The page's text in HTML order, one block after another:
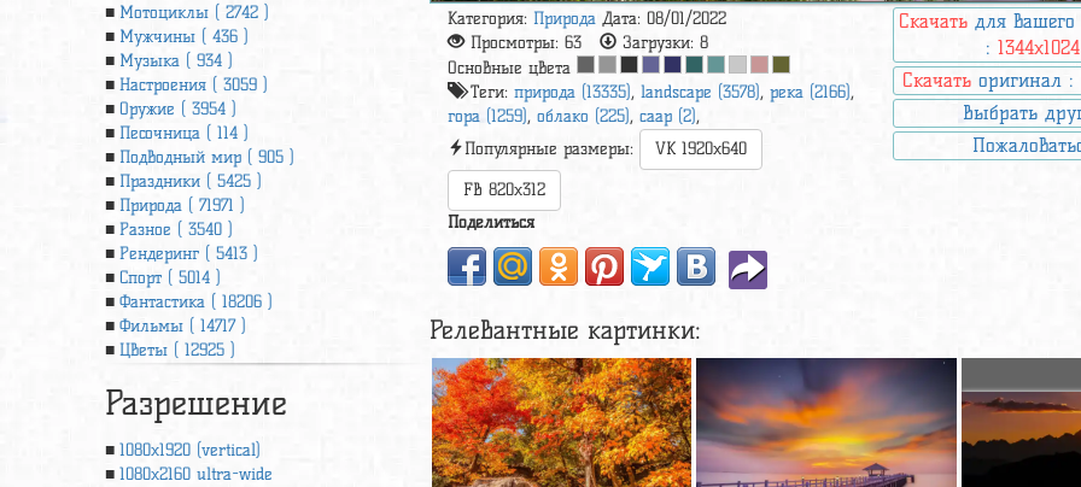
Мотоциклы ( 2742 )
Мужчины ( 436 )
Музыка ( 934 )
Настроения ( 3059 )
Оружие ( 3954 )
Песочница ( 114 )
Подводный мир ( 905 )
Праздники ( 5425 )
Природа ( 71971 )
Разное ( 3540 )
Рендеринг ( 5413 )
Спорт ( 5014 )
Фантастика ( 18206 )
Фильмы ( 14717 )
Цветы ( 12925 )
Разрешение
1080x1920 (vertical)
1080x2160 ultra-wide
Категория:Природа Дата: 08/01/2022
Просмотры:63 Загрузки:8
Основные цвета
Теги:природа (13335),landscape (3578),река (2166),
гора (1259),облако (225),саар (2),
Популярные размеры:
VK 1920x640
FB 820x312
Скачать для
:1344x1024
Скачать оригинал :
Выбрать
Поделиться
Релевантные картинки: